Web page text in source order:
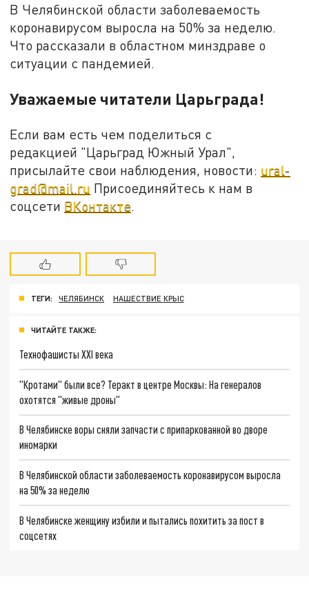
В Челябинской области заболеваемость
коронавирусом выросла на 50% за неделю.
Что рассказали в областном минздраве о
ситуации с пандемией.
Уважаемые читатели Царьграда!
Если вам есть чем поделиться с
редакцией "Царьград Южный Урал",
присылайте свои наблюдения, новости: ural-
grad@mail.ru Присоединяйтесь к нам в
соцсети ВКонтакте.
ТЕГИ: ЧЕЛЯБИНСК НАШЕСТВИЕ КРЫС
ЧИТАЙТЕ ТАКЖЕ:
Технофашисты XXI века
"Кротами" были все? Теракт в центре Москвы: На генералов
охотятся "живые дроны"
В Челябинске воры сняли запчасти с припаркованной во дворе
иномарки
В Челябинской области заболеваемость коронавирусом выросла
на 50% за неделю
В Челябинске женщину избили и пытались похитить за пост в
соцсетях